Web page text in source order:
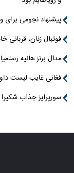
پیشنهاد نجومی
فوتبال زنان،
مدال برنز هانیه
فغانی غایب لیست
سورپرایز جذاب